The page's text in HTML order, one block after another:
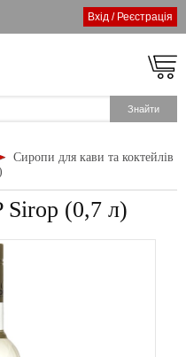
Вхід / Реєстрація
Сиропи для кави та коктейлів
(0,7 л)